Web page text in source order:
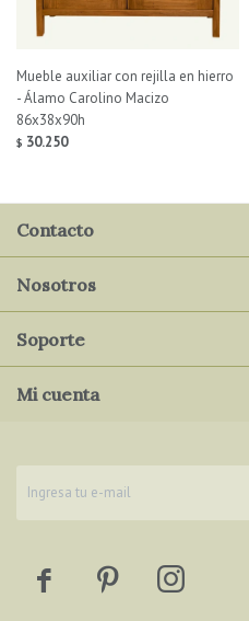
Mueble auxiliar con rejilla en hierro
- Álamo Carolino Macizo
86x38x90h
$ 30.250
  
Contacto
Nosotros
Soporte
Mi cuenta